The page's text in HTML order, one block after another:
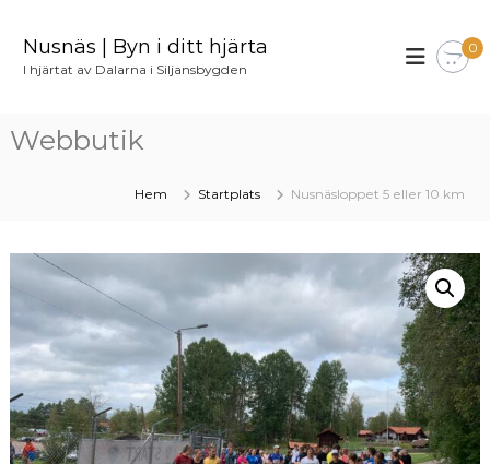
Nusnäs | Byn i ditt hjärta
I hjärtat av Dalarna i Siljansbygden
0
Webbutik
Hem Startplats Nusnäsloppet 5 eller 10 km